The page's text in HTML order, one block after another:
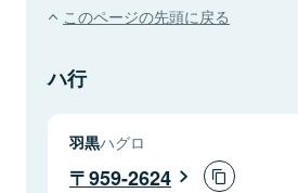
このページの先頭に戻る
ハ行
羽黒ハグロ
959-2624